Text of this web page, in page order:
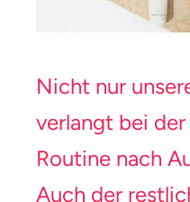
Nicht nur
verlangt bei
Routine nach
Auch der